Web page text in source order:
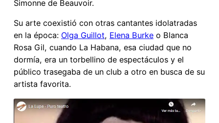
Simonne de Beauvoir.
Su arte coexistió con otras cantantes idolatradas
en la época: Olga Guillot, Elena Burke o Blanca
Rosa Gil, cuando La Habana, esa ciudad que no
dormía, era un torbellino de espectáculos y el
público trasegaba de un club a otro en busca de su
artista favorita.